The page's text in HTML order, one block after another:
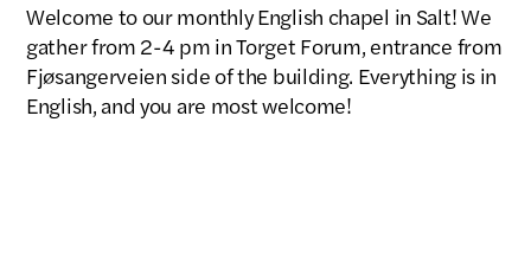
Welcome to our monthly English chapel in Salt! We
gather from 2-4 pm in Torget Forum, entrance from
Fjøsangerveien side of the building. Everything is in
English, and you are most welcome!